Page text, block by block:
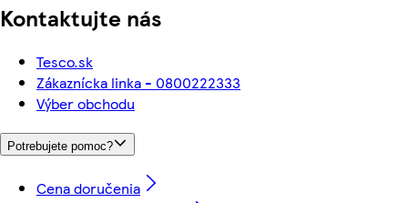
Kontaktujte nás
Tesco.sk
Zákaznícka linka - 0800222333
Výber obchodu
Potrebujete pomoc?
Cena doručenia